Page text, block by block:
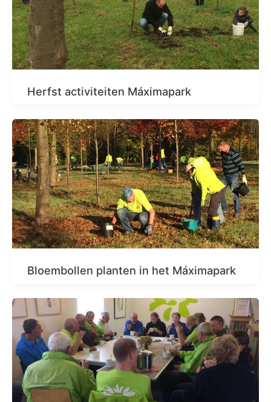
Herfst activiteiten Máximapark
Bloembollen planten in het Máximapark